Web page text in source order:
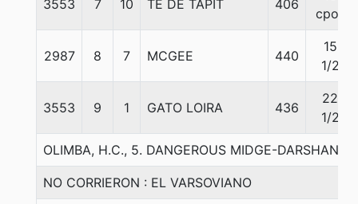
3553 7 10 TE DE TAPIT 406
cpos
2987 8 7 MCGEE 440
15
1/2
3553 9 1 GATO LOIRA 436
22
1/2
OLIMBA, H.C., 5. DANGEROUS MIDGE-DARSHANA-
NO CORRIERON : EL VARSOVIANO